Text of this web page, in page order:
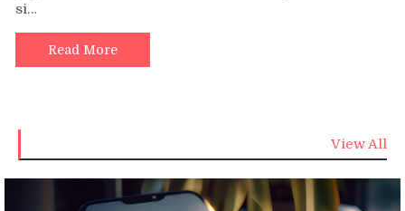
si…
Read More
View All